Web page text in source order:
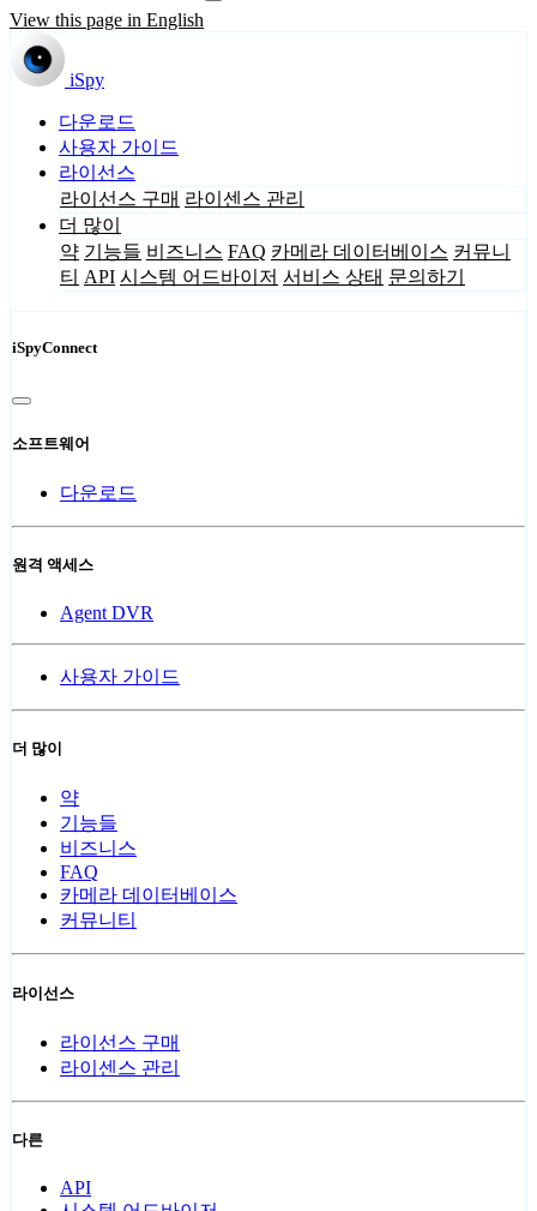
View this page in English
iSpy
다운로드
사용자 가이드
라이선스
라이선스 구매 라이센스 관리
더 많이
약 기능들 비즈니스 FAQ 카메라 데이터베이스 커뮤니
티 API 시스템 어드바이저 서비스 상태 문의하기
iSpyConnect
소프트웨어
다운로드
원격 액세스
Agent DVR
사용자 가이드
더 많이
약
기능들
비즈니스
FAQ
카메라 데이터베이스
커뮤니티
라이선스
라이선스 구매
라이센스 관리
다른
API